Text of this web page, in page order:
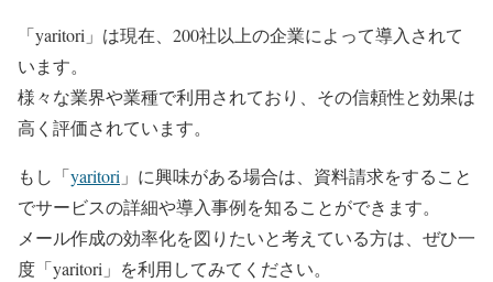
「yaritori」は現在、200社以上の企業によって導入されて
います。
様々な業界や業種で利用されており、その信頼性と効果は
高く評価されています。
もし「yaritori 」に興味がある場合は、資料請求をすること
でサービスの詳細や導入事例を知ることができます。
メール作成の効率化を図りたいと考えている方は、ぜひ一
度「yaritori」を利用してみてください。